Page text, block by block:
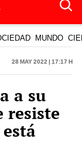
MUNDO
28 May 2022 | 17:17 h
a su
resiste